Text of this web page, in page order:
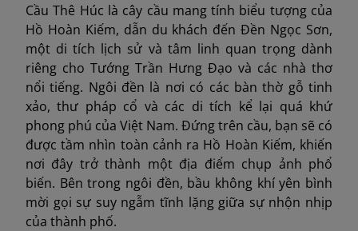
Cầu Thê Húc là cây cầu mang tính biểu tượng của
Hồ Hoàn Kiếm, dẫn du khách đến Đền Ngọc Sơn,
một di tích lịch sử và tâm linh quan trọng dành
riêng cho Tướng Trần Hưng Đạo và các nhà thơ
nổi tiếng. Ngôi đền là nơi có các bàn thờ gỗ tinh
xảo, thư pháp cổ và các di tích kể lại quá khứ
phong phú của Việt Nam. Đứng trên cầu, bạn sẽ có
được tầm nhìn toàn cảnh ra Hồ Hoàn Kiếm, khiến
nơi đây trở thành một địa điểm chụp ảnh phổ
biến. Bên trong ngôi đền, bầu không khí yên bình
mời gọi sự suy ngẫm tĩnh lặng giữa sự nhộn nhịp
của thành phố.